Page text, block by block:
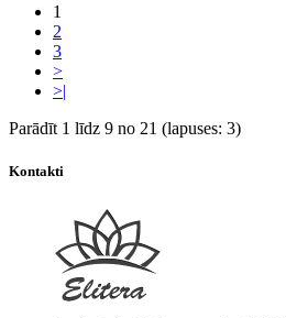
1
2
3
>
>|
Parādīt 1 līdz 9 no 21 (lapuses: 3)
Kontakti